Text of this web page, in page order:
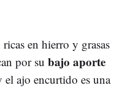
en hierro y grasas
por su bajo aporte
el ajo encurtido es una